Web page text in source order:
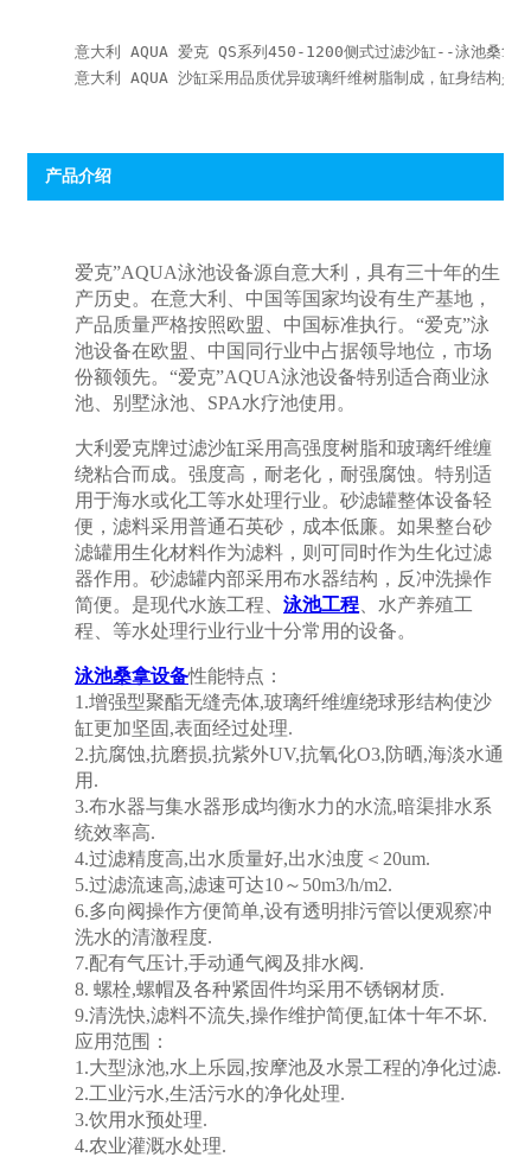
意大利 AQUA 爱克 QS系列450-1200侧式过滤沙缸--泳池桑拿
意大利 AQUA 沙缸采用品质优异玻璃纤维树脂制成，缸身结构是
产品介绍
爱克”AQUA泳池设备源自意大利，具有三十年的生
产历史。在意大利、中国等国家均设有生产基地，
产品质量严格按照欧盟、中国标准执行。“爱克”泳
池设备在欧盟、中国同行业中占据领导地位，市场
份额领先。“爱克”AQUA泳池设备特别适合商业泳
池、别墅泳池、SPA水疗池使用。
大利爱克牌过滤沙缸采用高强度树脂和玻璃纤维缠
绕粘合而成。强度高，耐老化，耐强腐蚀。特别适
用于海水或化工等水处理行业。砂滤罐整体设备轻
便，滤料采用普通石英砂，成本低廉。如果整台砂
滤罐用生化材料作为滤料，则可同时作为生化过滤
器作用。砂滤罐内部采用布水器结构，反冲洗操作
简便。是现代水族工程、 泳池工程 、水产养殖工
程、等水处理行业行业十分常用的设备。
泳池桑拿设备性能特点：
1.增强型聚酯无缝壳体,玻璃纤维缠绕球形结构使沙
缸更加坚固,表面经过处理.
2.抗腐蚀,抗磨损,抗紫外UV,抗氧化O3,防晒,海淡水通
用.
3.布水器与集水器形成均衡水力的水流,暗渠排水系
统效率高.
4.过滤精度高,出水质量好,出水浊度＜20um.
5.过滤流速高,滤速可达10～50m3/h/m2.
6.多向阀操作方便简单,设有透明排污管以便观察冲
洗水的清澈程度.
7.配有气压计,手动通气阀及排水阀.
8. 螺栓,螺帽及各种紧固件均采用不锈钢材质.
9.清洗快,滤料不流失,操作维护简便,缸体十年不坏.
应用范围：
1.大型泳池,水上乐园,按摩池及水景工程的净化过滤.
2.工业污水,生活污水的净化处理.
3.饮用水预处理.
4.农业灌溉水处理.